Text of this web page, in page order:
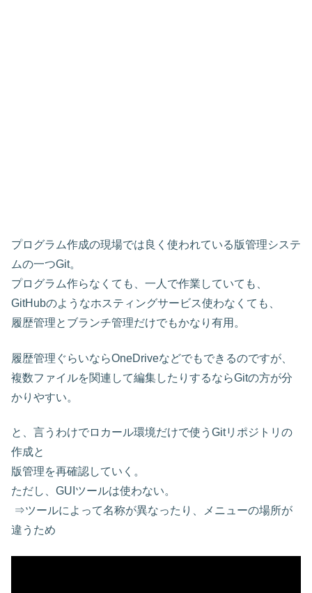
プログラム作成の現場では良く使われている版管理システ
ムの一つGit。
プログラム作らなくても、一人で作業していても、
GitHubのようなホスティングサービス使わなくても、
履歴管理とブランチ管理だけでもかなり有用。
履歴管理ぐらいならOneDriveなどでもできるのですが、
複数ファイルを関連して編集したりするならGitの方が分
かりやすい。
と、言うわけでロカール環境だけで使うGitリポジトリの
作成と
版管理を再確認していく。
ただし、GUIツールは使わない。
⇒ツールによって名称が異なったり、メニューの場所が
違うため